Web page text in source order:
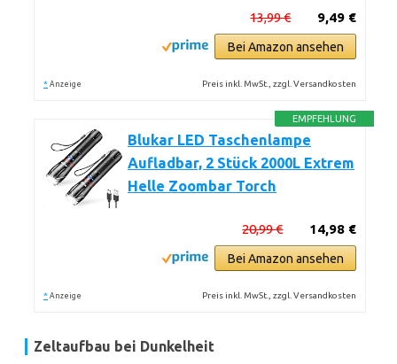
9,49 €
13,99 €
Bei Amazon ansehen
* Anzeige Preis inkl. MwSt., zzgl. Versandkosten
EMPFEHLUNG
Blukar LED Taschenlampe
Aufladbar, 2 Stück 2000L Extrem
Helle Zoombar Torch
14,98 €
20,99 €
Bei Amazon ansehen
* Anzeige Preis inkl. MwSt., zzgl. Versandkosten
Zeltaufbau bei Dunkelheit